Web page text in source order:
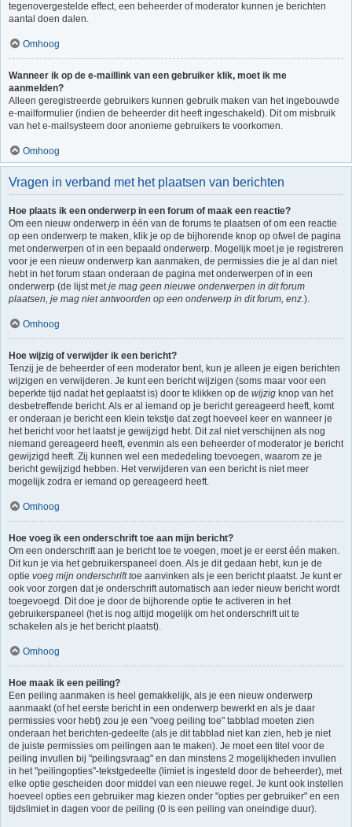
tegenovergestelde effect, een beheerder of moderator kunnen je berichten
aantal doen dalen.
Omhoog
Wanneer ik op de e-maillink van een gebruiker klik, moet ik me
aanmelden?
Alleen geregistreerde gebruikers kunnen gebruik maken van het ingebouwde
e-mailformulier (indien de beheerder dit heeft ingeschakeld). Dit om misbruik
van het e-mailsysteem door anonieme gebruikers te voorkomen.
Omhoog
Vragen in verband met het plaatsen van berichten
Hoe plaats ik een onderwerp in een forum of maak een reactie?
Om een nieuw onderwerp in één van de forums te plaatsen of om een reactie
op een onderwerp te maken, klik je op de bijhorende knop op ofwel de pagina
met onderwerpen of in een bepaald onderwerp. Mogelijk moet je je registreren
voor je een nieuw onderwerp kan aanmaken, de permissies die je al dan niet
hebt in het forum staan onderaan de pagina met onderwerpen of in een
onderwerp (de lijst metje mag geen nieuwe onderwerpen in dit forum
plaatsen, je mag niet antwoorden op een onderwerp in dit forum, enz.).
Omhoog
Hoe wijzig of verwijder ik een bericht?
Tenzij je de beheerder of een moderator bent, kun je alleen je eigen berichten
wijzigen en verwijderen. Je kunt een bericht wijzigen (soms maar voor een
beperkte tijd nadat het geplaatst is) door te klikken op de wijzig knop van het
desbetreffende bericht. Als er al iemand op je bericht gereageerd heeft, komt
er onderaan je bericht een klein tekstje dat zegt hoeveel keer en wanneer je
het bericht voor het laatst je gewijzigd hebt. Dit zal niet verschijnen als nog
niemand gereageerd heeft, evenmin als een beheerder of moderator je bericht
gewijzigd heeft. Zij kunnen wel een mededeling toevoegen, waarom ze je
bericht gewijzigd hebben. Het verwijderen van een bericht is niet meer
mogelijk zodra er iemand op gereageerd heeft.
Omhoog
Hoe voeg ik een onderschrift toe aan mijn bericht?
Om een onderschrift aan je bericht toe te voegen, moet je er eerst één maken.
Dit kun je via het gebruikerspaneel doen. Als je dit gedaan hebt, kun je de
optie voeg mijn onderschrift toe aanvinken als je een bericht plaatst. Je kunt er
ook voor zorgen dat je onderschrift automatisch aan ieder nieuw bericht wordt
toegevoegd. Dit doe je door de bijhorende optie te activeren in het
gebruikerspaneel (het is nog altijd mogelijk om het onderschrift uit te
schakelen als je het bericht plaatst).
Omhoog
Hoe maak ik een peiling?
Een peiling aanmaken is heel gemakkelijk, als je een nieuw onderwerp
aanmaakt (of het eerste bericht in een onderwerp bewerkt en als je daar
permissies voor hebt) zou je een "voeg peiling toe" tabblad moeten zien
onderaan het berichten-gedeelte (als je dit tabblad niet kan zien, heb je niet
de juiste permissies om peilingen aan te maken). Je moet een titel voor de
peiling invullen bij "peilingsvraag" en dan minstens 2 mogelijkheden invullen
in het "peilingopties"-tekstgedeelte (limiet is ingesteld door de beheerder), met
elke optie gescheiden door middel van een nieuwe regel. Je kunt ook instellen
hoeveel opties een gebruiker mag kiezen onder "opties per gebruiker" en een
tijdslimiet in dagen voor de peiling (0 is een peiling van oneindige duur).